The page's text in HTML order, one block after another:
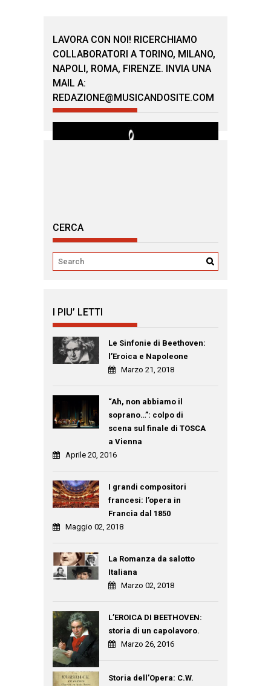
LAVORA CON NOI! RICERCHIAMO
COLLABORATORI A TORINO, MILANO,
NAPOLI, ROMA, FIRENZE. INVIA UNA
MAIL A:
REDAZIONE@MUSICANDOSITE.COM
CERCA
I PIU’ LETTI
Le Sinfonie di Beethoven:
l’Eroica e Napoleone
Marzo 21, 2018
“Ah, non abbiamo il
soprano…”: colpo di
scena sul finale di TOSCA
a Vienna
Aprile 20, 2016
I grandi compositori
francesi: l’opera in
Francia dal 1850
Maggio 02, 2018
La Romanza da salotto
Italiana
Marzo 02, 2018
L’EROICA DI BEETHOVEN:
storia di un capolavoro.
Marzo 26, 2016
Storia dell’Opera: C.W.